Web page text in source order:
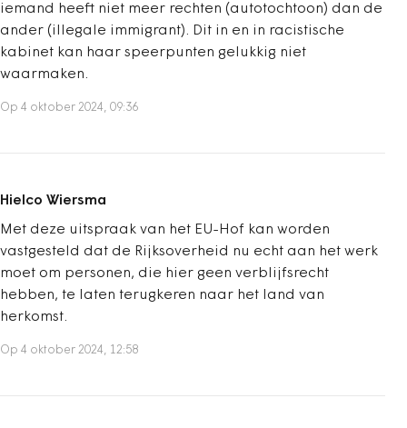
iemand heeft niet meer rechten (autotochtoon) dan de
ander (illegale immigrant). Dit in en in racistische
kabinet kan haar speerpunten gelukkig niet
waarmaken.
Op 4 oktober 2024, 09:36
Hielco Wiersma
Met deze uitspraak van het EU-Hof kan worden
vastgesteld dat de Rijksoverheid nu echt aan het werk
moet om personen, die hier geen verblijfsrecht
hebben, te laten terugkeren naar het land van
herkomst.
Op 4 oktober 2024, 12:58